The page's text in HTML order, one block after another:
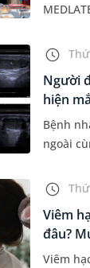
Bệnh
Dự á...
Người
hiện
Bệnh
ngoài
hôn
các xét
Viêm
đâu?
phư...
Viêm